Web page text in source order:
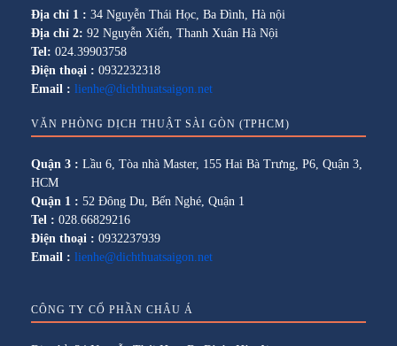
Địa chỉ 1 : 34 Nguyễn Thái Học, Ba Đình, Hà nội
Địa chỉ 2: 92 Nguyễn Xiển, Thanh Xuân Hà Nội
Tel: 024.39903758
Điện thoại : 0932232318
Email : lienhe@dichthuatsaigon.net
VĂN PHÒNG DỊCH THUẬT SÀI GÒN (TPHCM)
Quận 3 : Lầu 6, Tòa nhà Master, 155 Hai Bà Trưng, P6, Quận 3,
HCM
Quận 1 : 52 Đông Du, Bến Nghé, Quận 1
Tel : 028.66829216
Điện thoại : 0932237939
Email : lienhe@dichthuatsaigon.net
CÔNG TY CỔ PHẦN CHÂU Á